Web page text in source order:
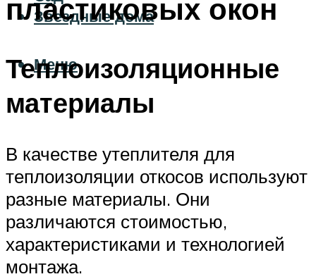
Звездные дома
Меню
пластиковых окон
Теплоизоляционные
материалы
В качестве утеплителя для
теплоизоляции откосов используют
разные материалы. Они
различаются стоимостью,
характеристиками и технологией
монтажа.